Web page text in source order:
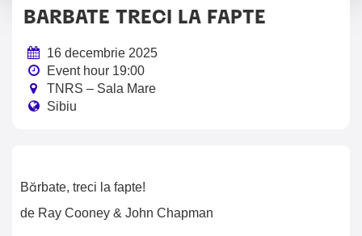
Bărbate, treci la fapte!
de Ray Cooney & John Chapman
BARBATE TRECI LA FAPTE
16 decembrie 2025
Event hour 19:00
TNRS – Sala Mare
Sibiu